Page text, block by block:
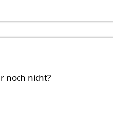
überprüft)
noch nicht?